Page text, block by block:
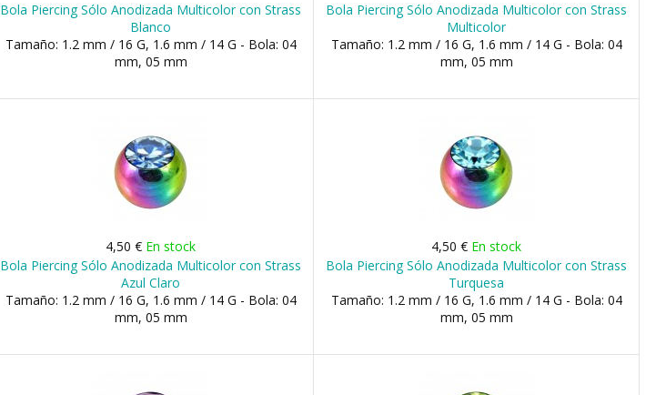
Bola Piercing Sólo Anodizada Multicolor con Strass
Blanco
Tamaño: 1.2 mm / 16 G, 1.6 mm / 14 G - Bola: 04
mm, 05 mm
Bola Piercing Sólo Anodizada Multicolor con Strass
Multicolor
Tamaño: 1.2 mm / 16 G, 1.6 mm / 14 G - Bola: 04
mm, 05 mm
4,50 € En stock
Bola Piercing Sólo Anodizada Multicolor con Strass
Azul Claro
Tamaño: 1.2 mm / 16 G, 1.6 mm / 14 G - Bola: 04
mm, 05 mm
4,50 € En stock
Bola Piercing Sólo Anodizada Multicolor con Strass
Turquesa
Tamaño: 1.2 mm / 16 G, 1.6 mm / 14 G - Bola: 04
mm, 05 mm